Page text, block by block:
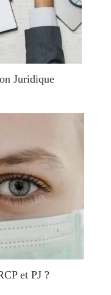
Juridique
et PJ ?